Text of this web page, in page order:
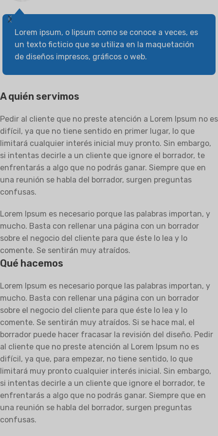
Lorem ipsum, o lipsum como se conoce a veces, es
un texto ficticio que se utiliza en la maquetación
de diseños impresos, gráficos o web.
A quién servimos
Pedir al cliente que no preste atención a Lorem Ipsum no es
difícil, ya que no tiene sentido en primer lugar, lo que
limitará cualquier interés inicial muy pronto. Sin embargo,
si intentas decirle a un cliente que ignore el borrador, te
enfrentarás a algo que no podrás ganar. Siempre que en
una reunión se habla del borrador, surgen preguntas
confusas.
Lorem Ipsum es necesario porque las palabras importan, y
mucho. Basta con rellenar una página con un borrador
sobre el negocio del cliente para que éste lo lea y lo
comente. Se sentirán muy atraídos.
Qué hacemos
Lorem Ipsum es necesario porque las palabras importan, y
mucho. Basta con rellenar una página con un borrador
sobre el negocio del cliente para que éste lo lea y lo
comente. Se sentirán muy atraídos. Si se hace mal, el
borrador puede hacer fracasar la revisión del diseño. Pedir
al cliente que no preste atención al Lorem Ipsum no es
difícil, ya que, para empezar, no tiene sentido, lo que
limitará muy pronto cualquier interés inicial. Sin embargo,
si intentas decirle a un cliente que ignore el borrador, te
enfrentarás a algo que no podrás ganar. Siempre que en
una reunión se habla del borrador, surgen preguntas
confusas.